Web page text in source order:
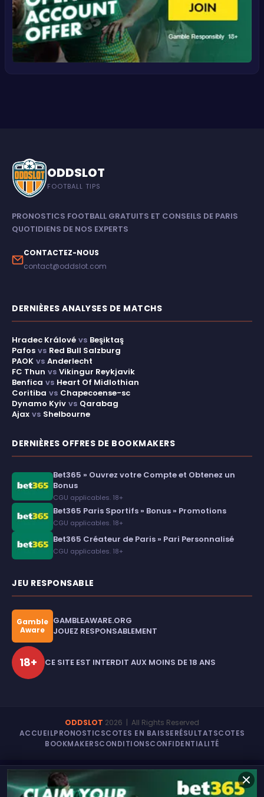
ODDSLOT
FOOTBALL TIPS
PRONOSTICS FOOTBALL GRATUITS ET CONSEILS DE PARIS
QUOTIDIENS DE NOS EXPERTS
CONTACTEZ-NOUS
contact@oddslot.com
DERNIÈRES ANALYSES DE MATCHS
Hradec Králové vs Beşiktaş
Pafos vs Red Bull Salzburg
PAOK vs Anderlecht
FC Thun vs Vikingur Reykjavik
Benfica vs Heart Of Midlothian
Coritiba vs Chapecoense-sc
Dynamo Kyiv vs Qarabag
Ajax vs Shelbourne
DERNIÈRES OFFRES DE BOOKMAKERS
Bet365 » Ouvrez votre Compte et Obtenez un
Bonus
CGU applicables. 18+
Bet365 Paris Sportifs » Bonus » Promotions
CGU applicables. 18+
Bet365 Créateur de Paris » Pari Personnalisé
CGU applicables. 18+
JEU RESPONSABLE
Gamble
Aware
GAMBLEAWARE.ORG
JOUEZ RESPONSABLEMENT
18+ CE SITE EST INTERDIT AUX MOINS DE 18 ANS
ODDSLOT 2026 | All Rights Reserved
ACCUEILPRONOSTICSCOTES EN BAISSERÉSULTATSCOTES
BOOKMAKERSCONDITIONSCONFIDENTIALITÉ